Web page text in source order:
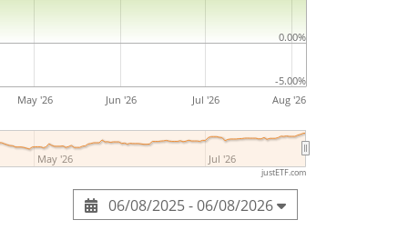
May '26 Jun '26 Jul '26 Aug '26
May '26 Jul '26
-5.00%
0.00%
justETF.com
06/08/2025 - 06/08/2026